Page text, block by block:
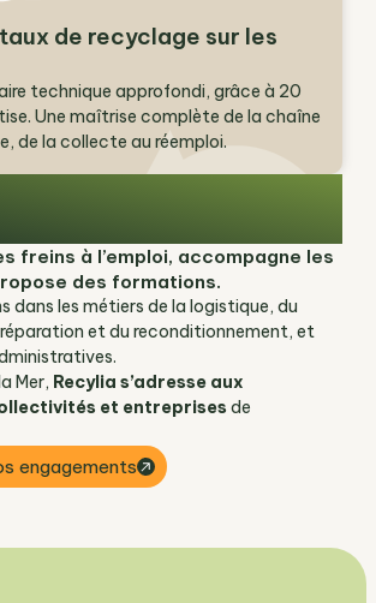
de recyclage sur les
technique approfondi, grâce à 20
Une maîtrise complète de la chaîne
de la collecte au réemploi.
freins à l’emploi, accompagne les
des formations.
dans les métiers de la logistique, du
et du reconditionnement, et
Mer, Recylia s’adresse aux
et entreprisesde
engagements